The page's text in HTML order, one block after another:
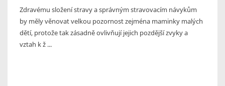
Zdravému složení stravy a správným stravovacím návykům
by měly věnovat velkou pozornost zejména maminky malých
dětí, protože tak zásadně ovlivňují jejich pozdější zvyky a
vztah k ž ...